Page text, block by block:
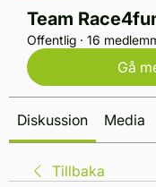
Team
Offentlig · 16
Gå
Diskussion Media
Tillbaka